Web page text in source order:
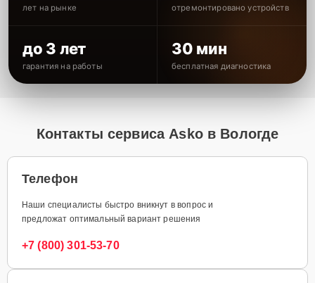
лет на рынке отремонтировано устройств
до 3 лет
гарантия на работы
30 мин
бесплатная диагностика
Контакты сервиса Asko в Вологде
Телефон
Наши специалисты быстро вникнут в вопрос и
предложат оптимальный вариант решения
+7 (800) 301-53-70